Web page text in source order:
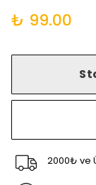
₺ 99.00
2000₺ ve